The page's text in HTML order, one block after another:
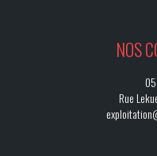
NOS
Rue